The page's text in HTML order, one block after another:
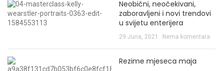
Neobični, neočekivani,
zaboravljeni i novi trendovi
u svijetu enterijera
29 Juna, 2021 Nema komentara
Rezime mjeseca maja